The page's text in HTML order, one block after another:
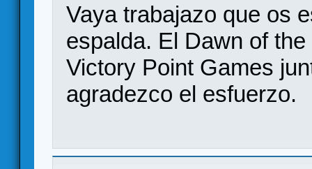
Vaya trabajazo que os
espalda. El Dawn of
Victory Point Games
agradezco el esfuerzo.